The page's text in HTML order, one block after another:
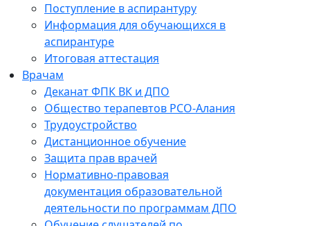
Поступление в аспирантуру
Информация для обучающихся в
аспирантуре
Итоговая аттестация
Врачам
Деканат ФПК ВК и ДПО
Общество терапевтов РСО-Алания
Трудоустройство
Дистанционное обучение
Защита прав врачей
Нормативно-правовая
документация образовательной
деятельности по программам ДПО